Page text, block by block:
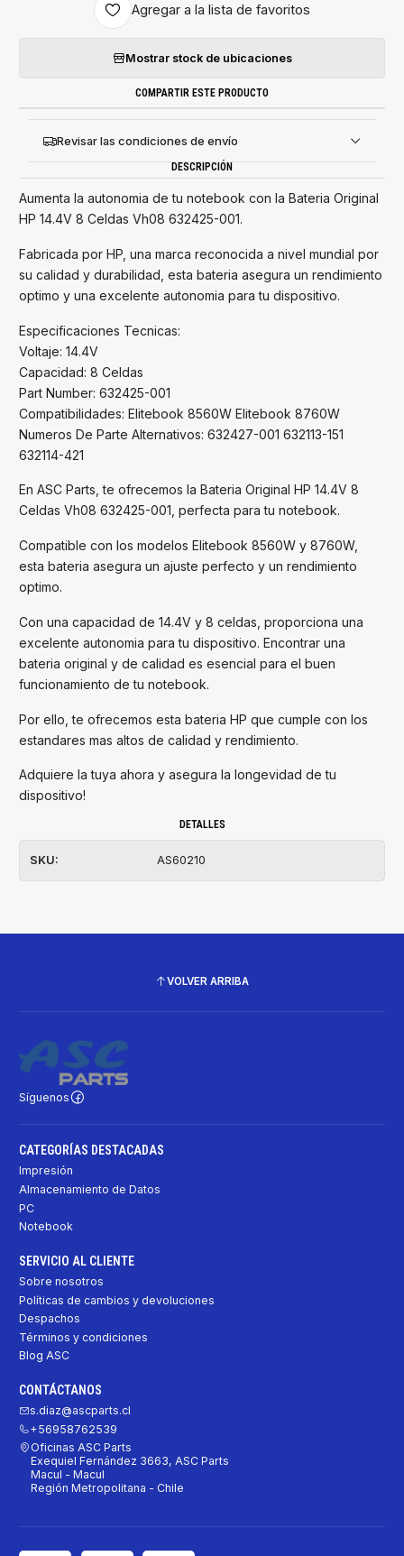
Agregar a la lista de favoritos
Mostrar stock de ubicaciones
COMPARTIR ESTE PRODUCTO
Revisar las condiciones de envío
DESCRIPCIÓN
Aumenta la autonomia de tu notebook con la Bateria Original
HP 14.4V 8 Celdas Vh08 632425-001.
Fabricada por HP, una marca reconocida a nivel mundial por
su calidad y durabilidad, esta bateria asegura un rendimiento
optimo y una excelente autonomia para tu dispositivo.
Especificaciones Tecnicas:
Voltaje: 14.4V
Capacidad: 8 Celdas
Part Number: 632425-001
Compatibilidades: Elitebook 8560W Elitebook 8760W
Numeros De Parte Alternativos: 632427-001 632113-151
632114-421
En ASC Parts, te ofrecemos la Bateria Original HP 14.4V 8
Celdas Vh08 632425-001, perfecta para tu notebook.
Compatible con los modelos Elitebook 8560W y 8760W,
esta bateria asegura un ajuste perfecto y un rendimiento
optimo.
Con una capacidad de 14.4V y 8 celdas, proporciona una
excelente autonomia para tu dispositivo. Encontrar una
bateria original y de calidad es esencial para el buen
funcionamiento de tu notebook.
Por ello, te ofrecemos esta bateria HP que cumple con los
estandares mas altos de calidad y rendimiento.
Adquiere la tuya ahora y asegura la longevidad de tu
dispositivo!
DETALLES
SKU: AS60210
VOLVER ARRIBA
Síguenos
CATEGORÍAS DESTACADAS
Impresión
Almacenamiento de Datos
PC
Notebook
SERVICIO AL CLIENTE
Sobre nosotros
Políticas de cambios y devoluciones
Despachos
Términos y condiciones
Blog ASC
CONTÁCTANOS
s.diaz@ascparts.cl
+56958762539
Oficinas ASC Parts
Exequiel Fernández 3663, ASC Parts
Macul - Macul
Región Metropolitana - Chile